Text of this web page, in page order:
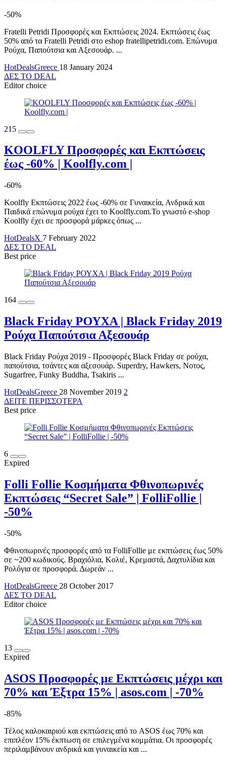
-50%
Fratelli Petridi Προσφορές και Εκπτώσεις 2024. Εκπτώσεις έως
50% από τα Fratelli Petridi στο eshop fratellipetridi.com. Επώνυμα
Ρούχα, Παπούτσια και Αξεσουάρ. ...
HotDealsGreece 18 January 2024
ΔΕΣ ΤΟ DEAL
Editor choice
215
KOOLFLY Προσφορές και Εκπτώσεις
έως -60% | Koolfly.com |
-60%
Koolfly Εκπτώσεις 2022 έως -60% σε Γυναικεία, Ανδρικά και
Παιδικά επώνυμα ρούχα έχει το Koolfly.com.Το γνωστό e-shop
Koolfly έχει σε προσφορά μάρκες όπως ...
HotDealsX 7 February 2022
ΔΕΣ ΤΟ DEAL
Best price
164
Black Friday ΡΟΥΧΑ | Black Friday 2019
Ρούχα Παπούτσια Αξεσουάρ
Black Friday Ρούχα 2019 - Προσφορές Black Friday σε ρούχα,
παπούτσια, τσάντες και αξεσουάρ. Superdry, Hawkers, Νοτος,
Sugarfree, Funky Buddha, Tsakiris ...
HotDealsGreece 28 November 2019 2
ΔΕΙΤΕ ΠΕΡΙΣΣΟΤΕΡΑ
Best price
6
Expired
Folli Follie Κοσμήματα Φθινοπωρινές
Εκπτώσεις “Secret Sale” | FolliFollie |
-50%
-50%
Φθινοπωρινές προσφορές από τα FolliFollie με εκπτώσεις έως 50%
σε ~200 κωδικούς. Βραχιόλια, Κολιέ, Κρεμαστά, Δαχτυλίδια και
Ρολόγια σε προσφορά. Δωρεάν ...
HotDealsGreece 28 October 2017
ΔΕΣ ΤΟ DEAL
Editor choice
13
Expired
ASOS Προσφορές με Εκπτώσεις μέχρι και
70% και Έξτρα 15% | asos.com | -70%
-85%
Τέλος καλοκαιριού και εκπτώσεις από το ASOS έως 70% και
επιπλέον 15% έκπτωση σε επιλεγμένα κομμάτια. Οι προσφορές
περιλαμβάνουν ανδρικά και γυναικεία και ...